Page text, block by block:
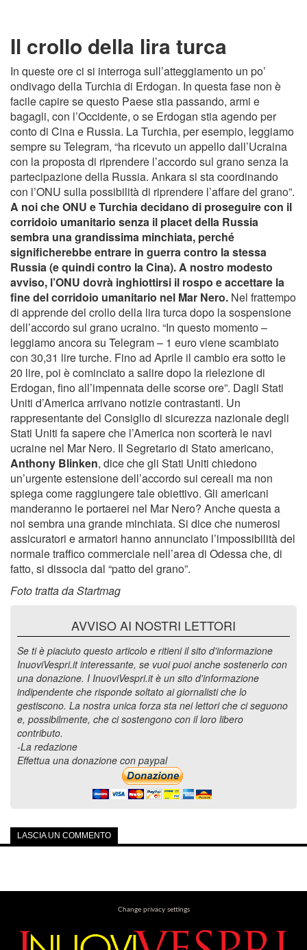
Il crollo della lira turca
In queste ore ci si interroga sull’atteggiamento un po’
ondivago della Turchia di Erdogan. In questa fase non è
facile capire se questo Paese stia passando, armi e
bagagli, con l’Occidente, o se Erdogan stia agendo per
conto di Cina e Russia. La Turchia, per esempio, leggiamo
sempre su Telegram, “ha ricevuto un appello dall’Ucraina
con la proposta di riprendere l’accordo sul grano senza la
partecipazione della Russia. Ankara si sta coordinando
con l’ONU sulla possibilità di riprendere l’affare del grano”.
A noi che ONU e Turchia decidano di proseguire con il
corridoio umanitario senza il placet della Russia
sembra una grandissima minchiata, perché
significherebbe entrare in guerra contro la stessa
Russia (e quindi contro la Cina). A nostro modesto
avviso, l’ONU dovrà inghiottirsi il rospo e accettare la
fine del corridoio umanitario nel Mar Nero. Nel frattempo
di apprende del crollo della lira turca dopo la sospensione
dell’accordo sul grano ucraino. “In questo momento –
leggiamo ancora su Telegram – 1 euro viene scambiato
con 30,31 lire turche. Fino ad Aprile il cambio era sotto le
20 lire, poi è cominciato a salire dopo la rielezione di
Erdogan, fino all’impennata delle scorse ore”. Dagli Stati
Uniti d’America arrivano notizie contrastanti. Un
rappresentante del Consiglio di sicurezza nazionale degli
Stati Uniti fa sapere che l’America non scorterà le navi
ucraine nel Mar Nero. Il Segretario di Stato americano,
Anthony Blinken, dice che gli Stati Uniti chiedono
un’urgente estensione dell’accordo sui cereali ma non
spiega come raggiungere tale obiettivo. Gli americani
manderanno le portaerei nel Mar Nero? Anche questa a
noi sembra una grande minchiata. Si dice che numerosi
assicuratori e armatori hanno annunciato l’impossibilità del
normale traffico commerciale nell’area di Odessa che, di
fatto, si dissocia dal “patto del grano”.
Foto tratta da Startmag
AVVISO AI NOSTRI LETTORI
Se ti è piaciuto questo articolo e ritieni il sito d'informazione
InuoviVespri.it interessante, se vuoi puoi anche sostenerlo con
una donazione. I InuoviVespri.it è un sito d'informazione
indipendente che risponde soltato ai giornalisti che lo
gestiscono. La nostra unica forza sta nei lettori che ci seguono
e, possibilmente, che ci sostengono con il loro libero
contributo.
-La redazione
Effettua una donazione con paypal
LASCIA UN COMMENTO
Change privacy settings